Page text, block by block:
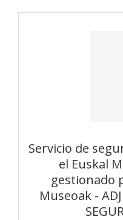
Servicio de
el Euskal
gestionado
Museoak -